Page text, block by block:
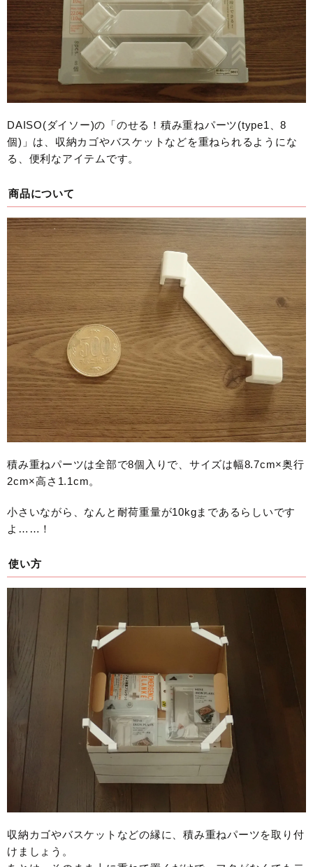
DAISO(ダイソー)の「のせる！積み重ねパーツ(type1、8
個)」は、収納カゴやバスケットなどを重ねられるようにな
る、便利なアイテムです。
商品について
積み重ねパーツは全部で8個入りで、サイズは幅8.7cm×奥行
2cm×高さ1.1cm。
小さいながら、なんと耐荷重量が10kgまであるらしいです
よ……！
使い方
収納カゴやバスケットなどの縁に、積み重ねパーツを取り付
けましょう。